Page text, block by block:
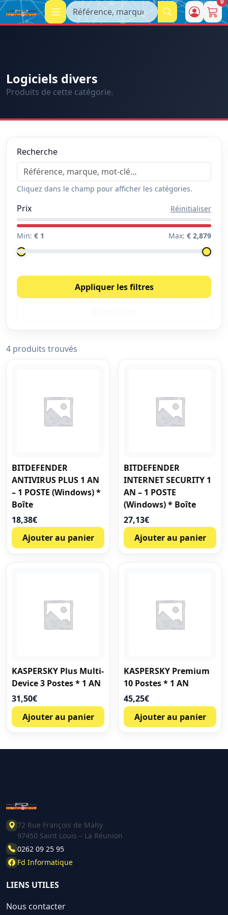
Recherche
Logiciels divers
Produits de cette catégorie.
Recherche
Cliquez dans le champ pour afficher les catégories.
Prix Réinitialiser
Min: € 1 Max: € 2,879
Appliquer les filtres
4 produits trouvés
BITDEFENDER
ANTIVIRUS PLUS 1 AN
– 1 POSTE (Windows) *
Boîte
18,38€
Ajouter au panier
BITDEFENDER
INTERNET SECURITY 1
AN – 1 POSTE
(Windows) * Boîte
27,13€
Ajouter au panier
KASPERSKY Plus Multi-
Device 3 Postes * 1 AN
31,50€
Ajouter au panier
KASPERSKY Premium
10 Postes * 1 AN
45,25€
Ajouter au panier
72 Rue François de Mahy
97450 Saint Louis – La Réunion
0262 09 25 95
Fd Informatique
LIENS UTILES
Nous contacter